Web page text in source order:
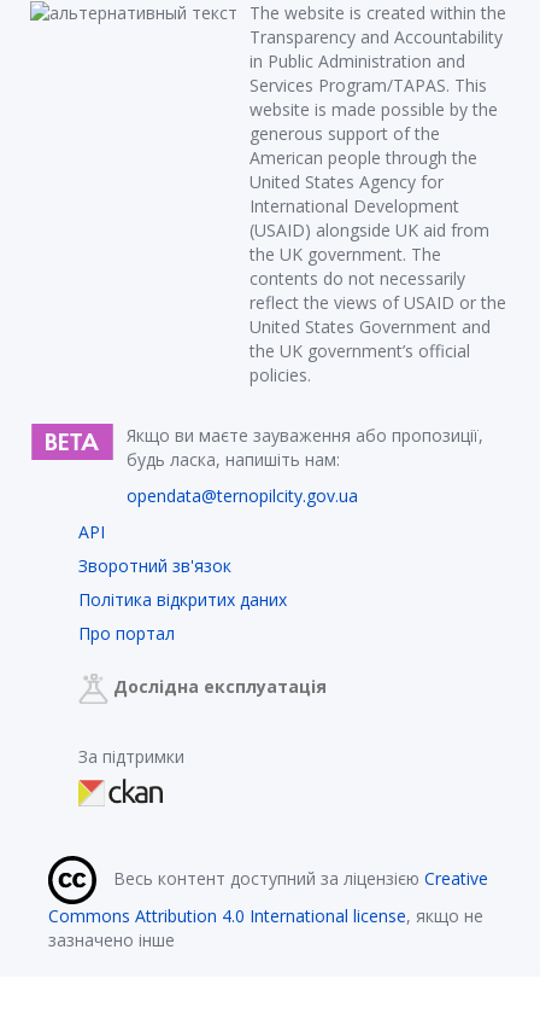
The website is created within the
Transparency and Accountability
in Public Administration and
Services Program/TAPAS. This
website is made possible by the
generous support of the
American people through the
United States Agency for
International Development
(USAID) alongside UK aid from
the UK government. The
contents do not necessarily
reflect the views of USAID or the
United States Government and
the UK government’s official
policies.
Якщо ви маєте зауваження або пропозиції,
будь ласка, напишіть нам:
opendata@ternopilcity.gov.ua
API
Зворотний зв'язок
Політика відкритих даних
Про портал
Дослідна експлуатація
За підтримки
Весь контент доступний за ліцензією Creative
Commons Attribution 4.0 International license, якщо не
зазначено інше